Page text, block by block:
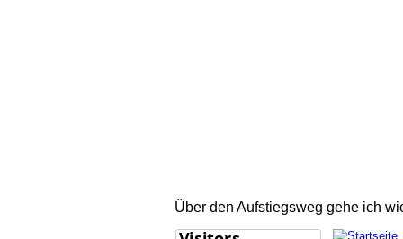
Über den Aufstiegsweg gehe ich